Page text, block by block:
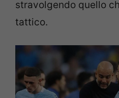
stravolgendo quello
tattico.